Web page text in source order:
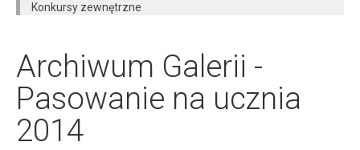
Konkursy zewnętrzne
Archiwum Galerii -
Pasowanie na ucznia
2014